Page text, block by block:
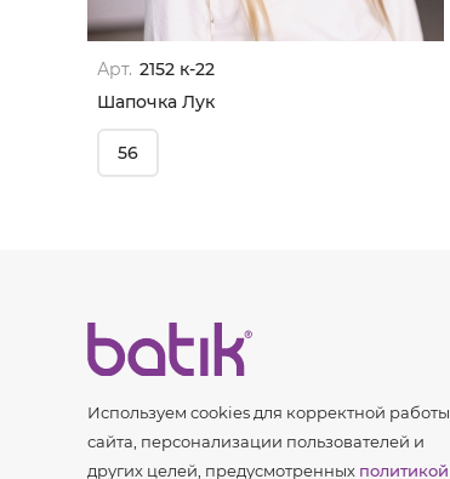
Арт. 2152 к-22
Шапочка Лук
56
Используем cookies для корректной работы
сайта, персонализации пользователей и
других целей, предусмотренных политикой